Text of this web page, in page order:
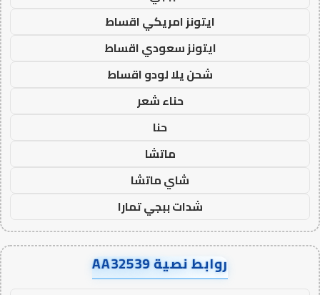
ايتونز امريكي اقساط
ايتونز سعودي اقساط
شحن يلا لودو اقساط
حناء شعر
حنا
ماتشا
شاي ماتشا
شدات ببجي تمارا
روابط نصية AA32539